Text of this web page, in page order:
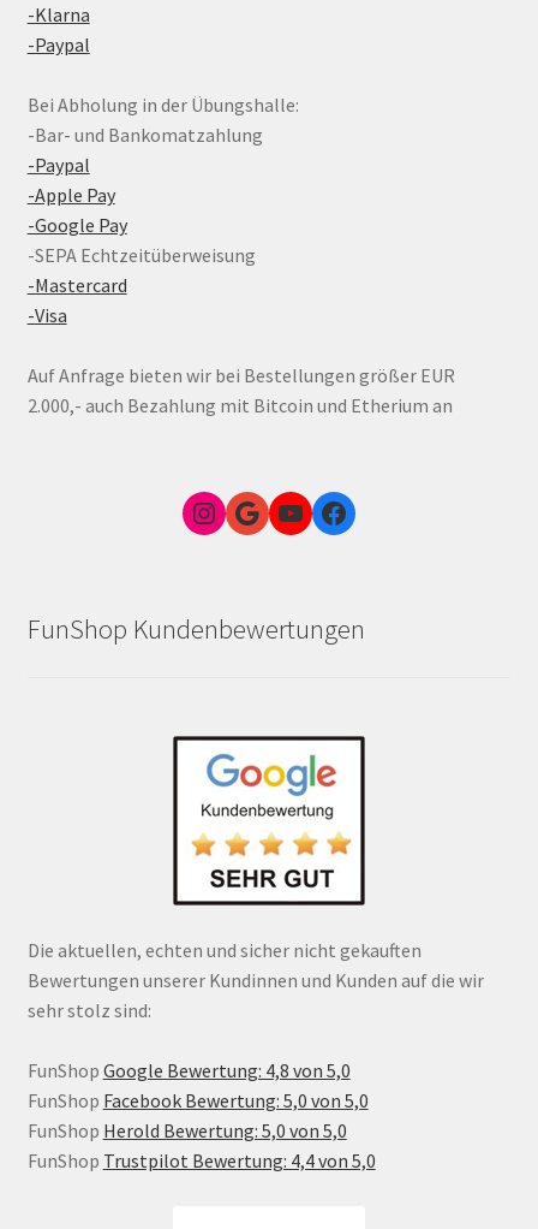
-Klarna
-Paypal
Bei Abholung in der Übungshalle:
-Bar- und Bankomatzahlung
-Paypal
-Apple Pay
-Google Pay
-SEPA Echtzeitüberweisung
-Mastercard
-Visa
Auf Anfrage bieten wir bei Bestellungen größer EUR
2.000,- auch Bezahlung mit Bitcoin und Etherium an
Instagram
Google Link zum FunShop WienYouTubeFacebook
FunShop Kundenbewertungen
Die aktuellen, echten und sicher nicht gekauften
Bewertungen unserer Kundinnen und Kunden auf die wir
sehr stolz sind:
FunShop Google Bewertung: 4,8 von 5,0
FunShop Facebook Bewertung: 5,0 von 5,0
FunShop Herold Bewertung: 5,0 von 5,0
FunShop Trustpilot Bewertung: 4,4 von 5,0